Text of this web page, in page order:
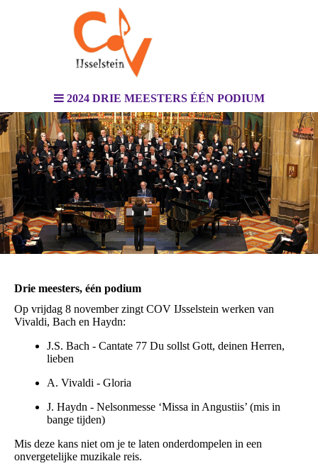
2024 DRIE MEESTERS ÉÉN PODIUM
Drie meesters, één podium
Op vrijdag 8 november zingt COV IJsselstein werken van
Vivaldi, Bach en Haydn:
J.S. Bach - Cantate 77 Du sollst Gott, deinen Herren,
lieben
A. Vivaldi - Gloria
J. Haydn - Nelsonmesse ‘Missa in Angustiis’ (mis in
bange tijden)
Mis deze kans niet om je te laten onderdompelen in een
onvergetelijke muzikale reis.